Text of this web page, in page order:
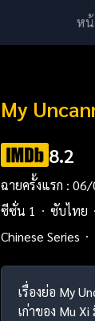
หน้
My
8.2
ฉายครั้งแรก :
ซีซั่น 1
ซับไทย
Chinese Series
เรื่องย่อ My
เก่าของ Mu